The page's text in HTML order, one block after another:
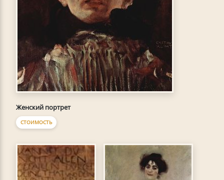
Женский портрет
СТОИМОСТЬ